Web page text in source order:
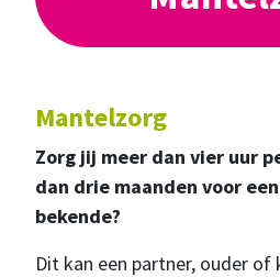
Mantelzorg
Zorg jij meer dan vier uur
dan drie maanden voor
bekende?
Dit kan een partner, ouder of